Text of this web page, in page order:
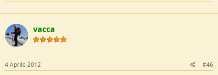
vacca
4 Aprile 2012 #46